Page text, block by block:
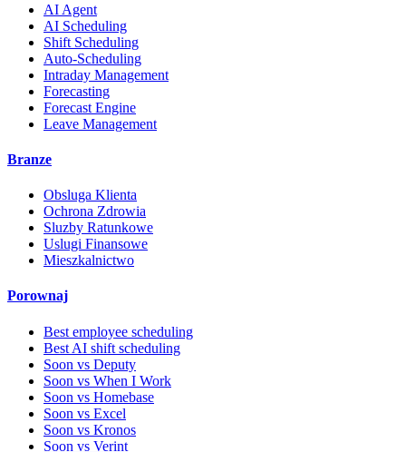
AI Agent
AI Scheduling
Shift Scheduling
Auto-Scheduling
Intraday Management
Forecasting
Forecast Engine
Leave Management
Branze
Obsluga Klienta
Ochrona Zdrowia
Sluzby Ratunkowe
Uslugi Finansowe
Mieszkalnictwo
Porownaj
Best employee scheduling
Best AI shift scheduling
Soon vs Deputy
Soon vs When I Work
Soon vs Homebase
Soon vs Excel
Soon vs Kronos
Soon vs Verint